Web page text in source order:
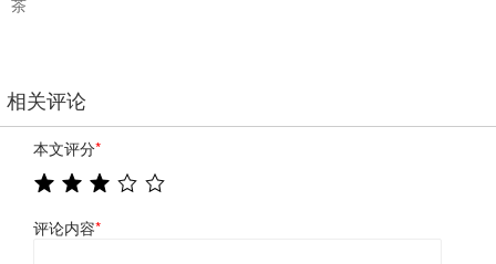
茶
相关评论
本文评分*
评论内容*